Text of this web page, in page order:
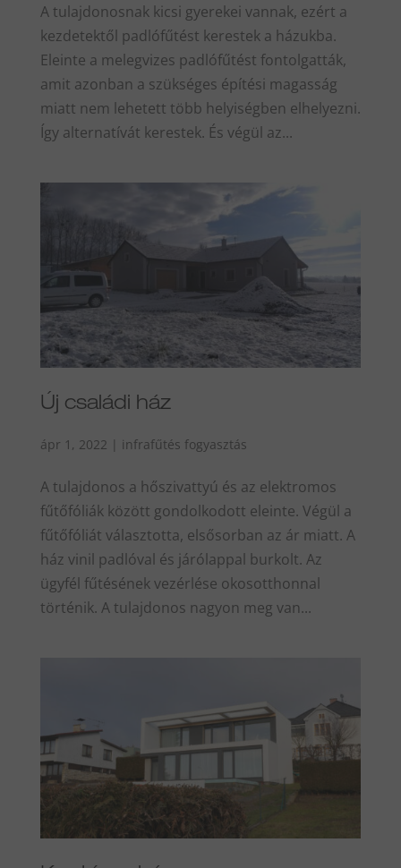
A tulajdonosnak kicsi gyerekei vannak, ezért a
kezdetektől padlófűtést kerestek a házukba.
Eleinte a melegvizes padlófűtést fontolgatták,
amit azonban a szükséges építési magasság
miatt nem lehetett több helyiségben elhelyezni.
Így alternatívát kerestek. És végül az...
Új családi ház
ápr 1, 2022 | infrafűtés fogyasztás
A tulajdonos a hőszivattyú és az elektromos
fűtőfóliák között gondolkodott eleinte. Végül a
fűtőfóliát választotta, elsősorban az ár miatt. A
ház vinil padlóval és járólappal burkolt. Az
ügyfél fűtésének vezérlése okosotthonnal
történik. A tulajdonos nagyon meg van...